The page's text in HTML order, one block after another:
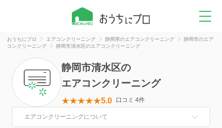
おうちにプロ エアコンクリーニング 静岡県のエアコンクリーニング
静岡市のエア
コンクリーニング
静岡市清水区のエアコンクリーニング
静岡市清水区の
エアコンクリーニング
5.0 口コミ 4件
エアコンクリーニングについて